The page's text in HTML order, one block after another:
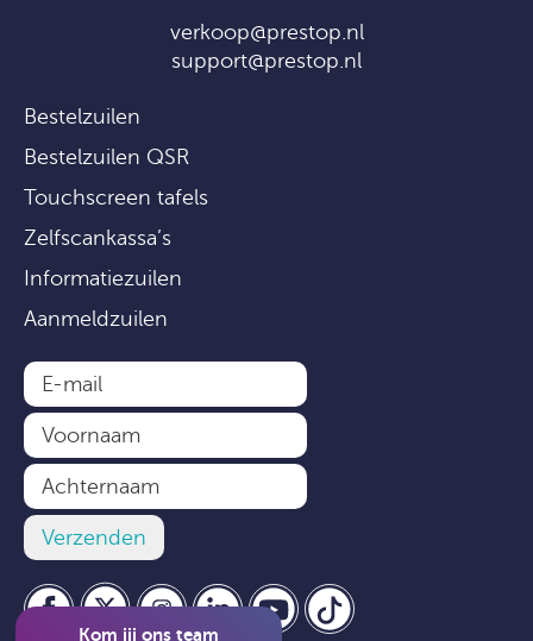
Kom jij ons team
verkoop@prestop.nl
support@prestop.nl
Bestelzuilen
Bestelzuilen QSR
Touchscreen tafels
Zelfscankassa’s
Informatiezuilen
Aanmeldzuilen